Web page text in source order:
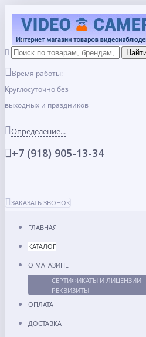
Время работы:
Круглосуточно без
выходных и праздников
Определение...
+7 (918) 905-13-34
ЗАКАЗАТЬ ЗВОНОК
ГЛАВНАЯ
КАТАЛОГ
О МАГАЗИНЕ
СЕРТИФИКАТЫ И ЛИЦЕНЗИИ
РЕКВИЗИТЫ
ОПЛАТА
ДОСТАВКА